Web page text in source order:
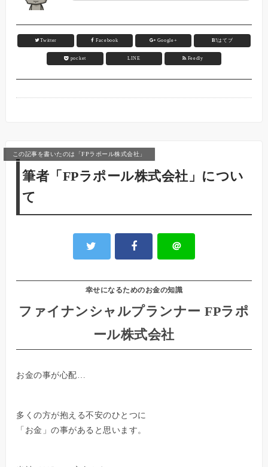
Twitter Facebook Google+ B!はてブ
pocket LINE Feedly
この記事を書いたのは「FPラポール株式会社」
筆者「FPラポール株式会社」につい
て
＠
幸せになるためのお金の知識
ファイナンシャルプランナー FPラポ
ール株式会社
お金の事が心配…
多くの方が抱える不安のひとつに
「お金」の事があると思います。